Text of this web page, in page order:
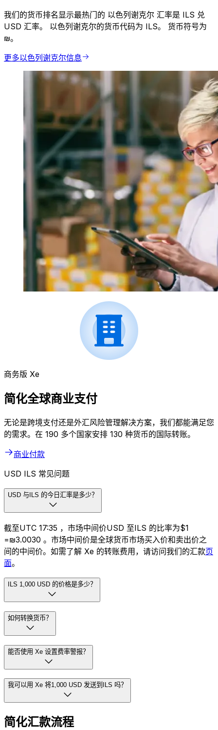
我们的货币排名显示最热门的 以色列谢克尔 汇率是 ILS 兑
USD 汇率。 以色列谢克尔的货币代码为 ILS。 货币符号为
₪。
更多以色列谢克尔信息
商务版 Xe
简化全球商业支付
无论是跨境支付还是外汇风险管理解决方案，我们都能满足您
的需求。在 190 多个国家安排 130 种货币的国际转账。
商业付款
USD ILS 常见问题
USD 与ILS 的今日汇率是多少？
截至UTC 17:35 ，市场中间价USD 至ILS 的比率为$1
=₪3.0030 。市场中间价是全球货币市场买入价和卖出价之
间的中间价。如需了解 Xe 的转账费用，请访问我们的汇款页
面。
ILS 1,000 USD 的价格是多少？
如何转换货币？
能否使用 Xe 设置费率警报？
我可以用 Xe 将1,000 USD 发送到ILS 吗？
简化汇款流程